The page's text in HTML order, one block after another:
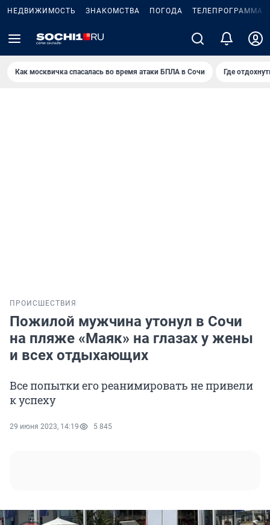
НЕДВИЖИМОСТЬ ЗНАКОМСТВА ПОГОДА ТЕЛЕПРОГРАММА
Как москвичка спасалась во время атаки БПЛА в Сочи Где
ПРОИСШЕСТВИЯ
Пожилой мужчина утонул в Сочи
на пляже «Маяк» на глазах у жены
и всех отдыхающих
Все попытки его реанимировать не привели
к успеху
29 июня 2023, 14:19 5 845